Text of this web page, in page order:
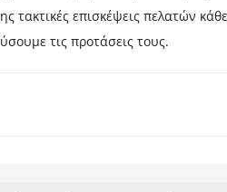
επισκέψεις πελατών
τις προτάσεις τους.